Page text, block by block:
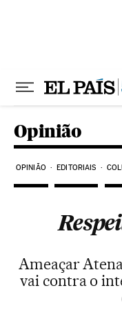
Opinião
OPINIÃO EDITORIAIS
Ameaçar
vai contra o